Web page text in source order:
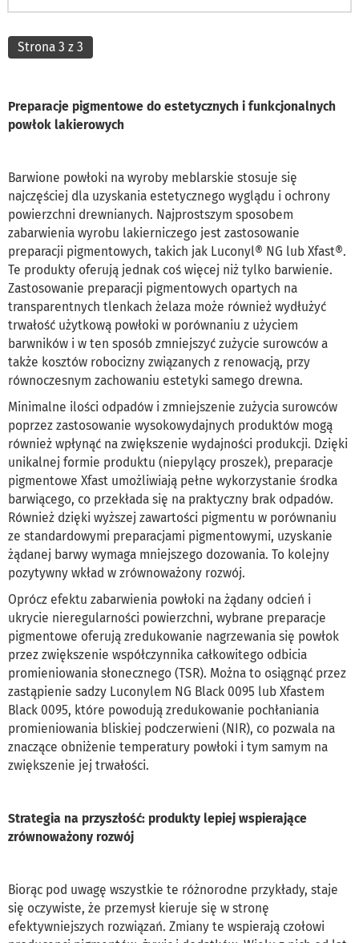
Strona 3 z 3
Preparacje pigmentowe do estetycznych i funkcjonalnych
powłok lakierowych
Barwione powłoki na wyroby meblarskie stosuje się
najczęściej dla uzyskania estetycznego wyglądu i ochrony
powierzchni drewnianych. Najprostszym sposobem
zabarwienia wyrobu lakierniczego jest zastosowanie
preparacji pigmentowych, takich jak Luconyl® NG lub Xfast®.
Te produkty oferują jednak coś więcej niż tylko barwienie.
Zastosowanie preparacji pigmentowych opartych na
transparentnych tlenkach żelaza może również wydłużyć
trwałość użytkową powłoki w porównaniu z użyciem
barwników i w ten sposób zmniejszyć zużycie surowców a
także kosztów robocizny związanych z renowacją, przy
równoczesnym zachowaniu estetyki samego drewna.
Minimalne ilości odpadów i zmniejszenie zużycia surowców
poprzez zastosowanie wysokowydajnych produktów mogą
również wpłynąć na zwiększenie wydajności produkcji. Dzięki
unikalnej formie produktu (niepylący proszek), preparacje
pigmentowe Xfast umożliwiają pełne wykorzystanie środka
barwiącego, co przekłada się na praktyczny brak odpadów.
Również dzięki wyższej zawartości pigmentu w porównaniu
ze standardowymi preparacjami pigmentowymi, uzyskanie
żądanej barwy wymaga mniejszego dozowania. To kolejny
pozytywny wkład w zrównoważony rozwój.
Oprócz efektu zabarwienia powłoki na żądany odcień i
ukrycie nieregularności powierzchni, wybrane preparacje
pigmentowe oferują zredukowanie nagrzewania się powłok
przez zwiększenie współczynnika całkowitego odbicia
promieniowania słonecznego (TSR). Można to osiągnąć przez
zastąpienie sadzy Luconylem NG Black 0095 lub Xfastem
Black 0095, które powodują zredukowanie pochłaniania
promieniowania bliskiej podczerwieni (NIR), co pozwala na
znaczące obniżenie temperatury powłoki i tym samym na
zwiększenie jej trwałości.
Strategia na przyszłość: produkty lepiej wspierające
zrównoważony rozwój
Biorąc pod uwagę wszystkie te różnorodne przykłady, staje
się oczywiste, że przemysł kieruje się w stronę
efektywniejszych rozwiązań. Zmiany te wspierają czołowi